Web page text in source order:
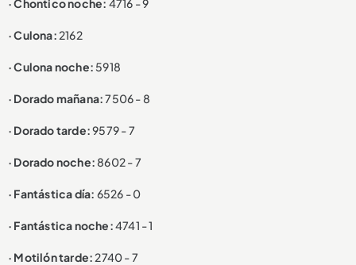
· Culona: 2162
· Culona noche: 5918
· Dorado mañana:7506 - 8
· Dorado tarde:9579 - 7
· Dorado noche: 8602 - 7
· Fantástica día: 6526 - 0
· Fantástica noche:4741 - 1
· Motilón tarde: 2740 - 7